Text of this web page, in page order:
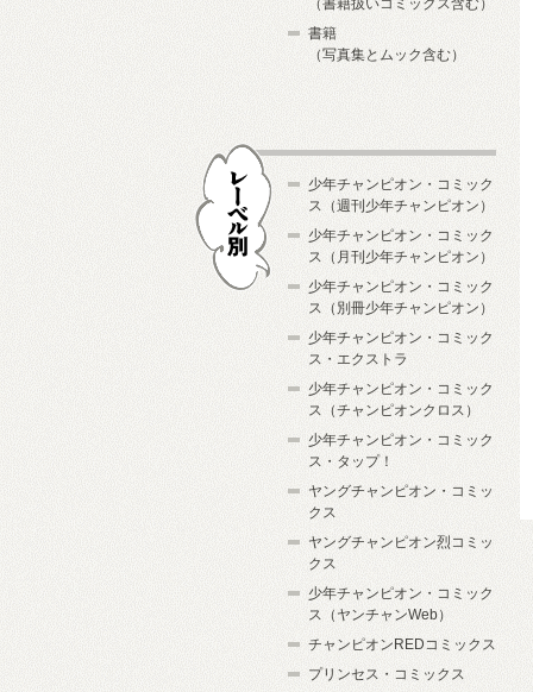
（書籍扱いコミックス含む）
書籍
（写真集とムック含む）
少年チャンピオン・コミック
ス（週刊少年チャンピオン）
少年チャンピオン・コミック
ス（月刊少年チャンピオン）
少年チャンピオン・コミック
ス（別冊少年チャンピオン）
少年チャンピオン・コミック
ス・エクストラ
少年チャンピオン・コミック
ス（チャンピオンクロス）
少年チャンピオン・コミック
ス・タップ！
ヤングチャンピオン・コミッ
クス
ヤングチャンピオン烈コミッ
クス
少年チャンピオン・コミック
ス（ヤンチャンWeb）
チャンピオンREDコミックス
プリンセス・コミックス